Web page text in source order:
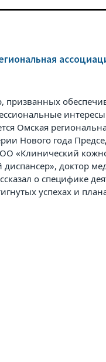
призванных
Омская
Нового года
«Клинический
диспансер», доктор
о специфике
успехах и